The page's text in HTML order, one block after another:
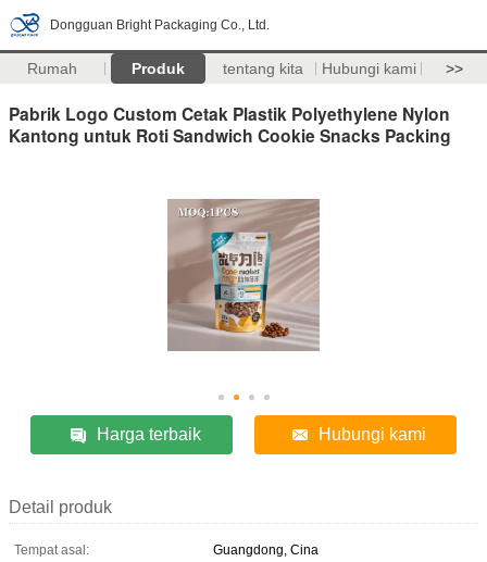
Dongguan Bright Packaging Co., Ltd.
Rumah Produk tentang kita Hubungi kami >>
Pabrik Logo Custom Cetak Plastik Polyethylene Nylon
Kantong untuk Roti Sandwich Cookie Snacks Packing
Harga terbaik Hubungi kami
Detail produk
Tempat asal:
Guangdong, Cina